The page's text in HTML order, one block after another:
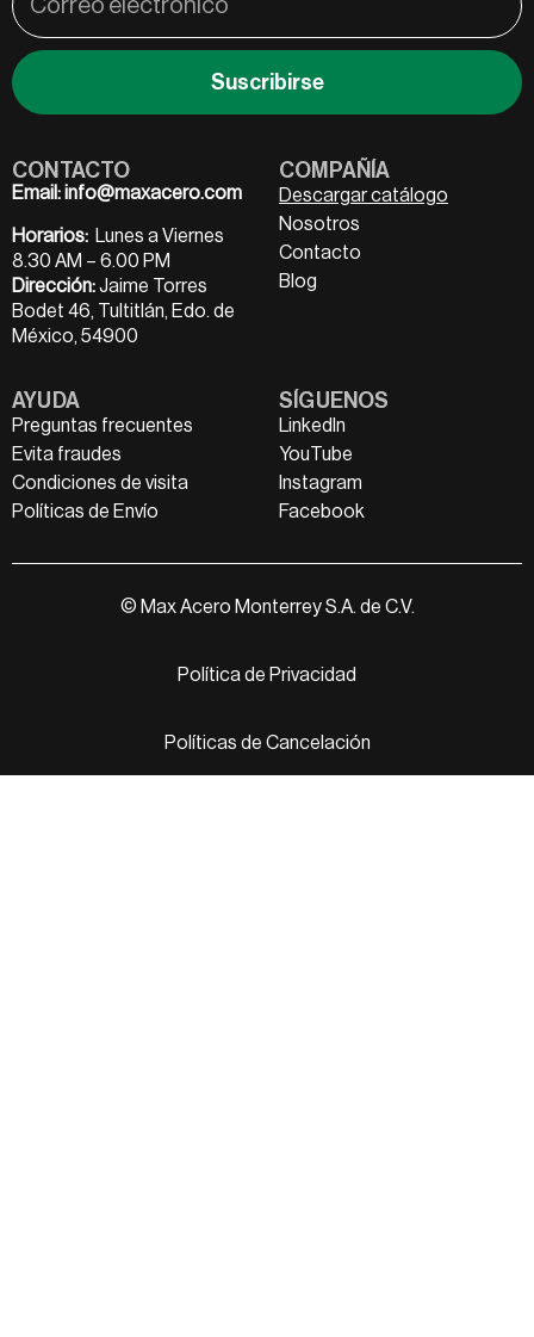
Suscribirse
CONTACTO
Email:info@maxacero.com
Horarios: Lunes a Viernes
8.30 AM – 6.00 PM
Dirección:Jaime Torres
Bodet 46, Tultitlán, Edo. de
México, 54900
COMPAÑÍA
Descargar catálogo
Nosotros
Contacto
Blog
AYUDA
Preguntas frecuentes
Evita fraudes
Condiciones de visita
Políticas de Envío
SÍGUENOS
LinkedIn
YouTube
Instagram
Facebook
© Max Acero Monterrey S.A. de C.V.
Política de Privacidad
Políticas de Cancelación